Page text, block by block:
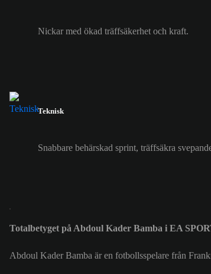
Nickar med ökad träffsäkerhet och kraft.
Teknisk
Snabbare behärskad sprint, träffsäkra
Totalbetyget på Abdoul Kader Bamba i EA
Abdoul Kader Bamba är en fotbollsspelare från